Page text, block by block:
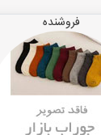
فروشنده